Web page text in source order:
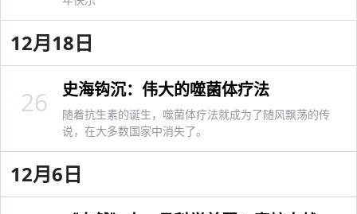
12月18日
史海钩沉：伟大的噬菌体疗法
随着抗生素的诞生，噬菌体疗法就成为了随风飘荡的传
说，在大多数国家中消失了。
26
12月6日